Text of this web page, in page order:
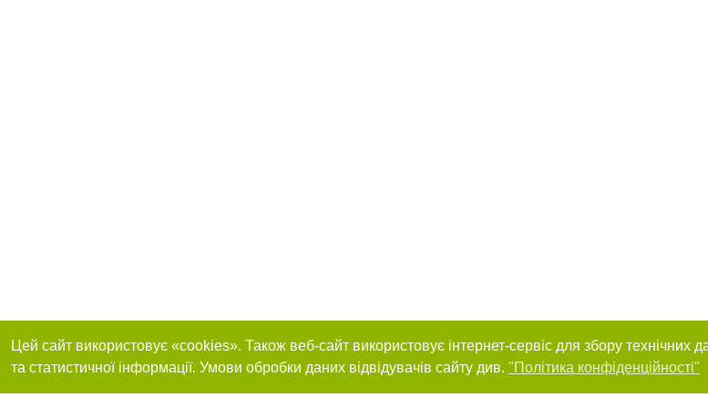
Цей сайт використовує «cookies». Також веб-сайт використовує інтернет-сервіс для збору технічних
та статистичної інформації. Умови обробки даних відвідувачів сайту див. "Політика конфіденційності"